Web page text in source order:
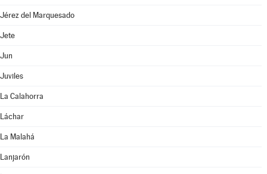
Jérez del Marquesado
Jete
Jun
Juviles
La Calahorra
Láchar
La Malahá
Lanjarón